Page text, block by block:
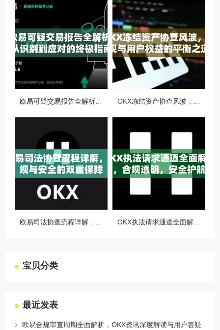
宝贝分类
最近发表
欧易合规审查周期全面解析，OKX资讯深度解读与用户答疑